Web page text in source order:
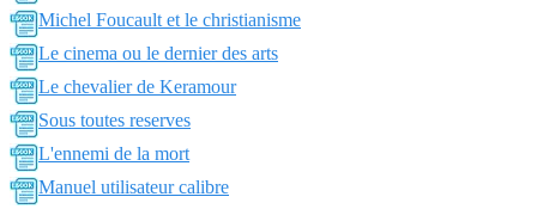
Michel Foucault et le christianisme
Le cinema ou le dernier des arts
Le chevalier de Keramour
Sous toutes reserves
L'ennemi de la mort
Manuel utilisateur calibre